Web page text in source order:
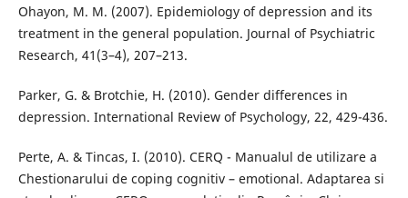
Ohayon, M. M. (2007). Epidemiology of depression and its
treatment in the general population. Journal of Psychiatric
Research, 41(3–4), 207–213.
Parker, G. & Brotchie, H. (2010). Gender differences in
depression. International Review of Psychology, 22, 429-436.
Perte, A. & Tincas, I. (2010). CERQ - Manualul de utilizare a
Chestionarului de coping cognitiv – emotional. Adaptarea si